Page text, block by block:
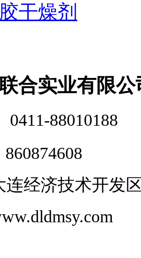
干燥剂
合实业有限公
0411-88010188
经济技术开发